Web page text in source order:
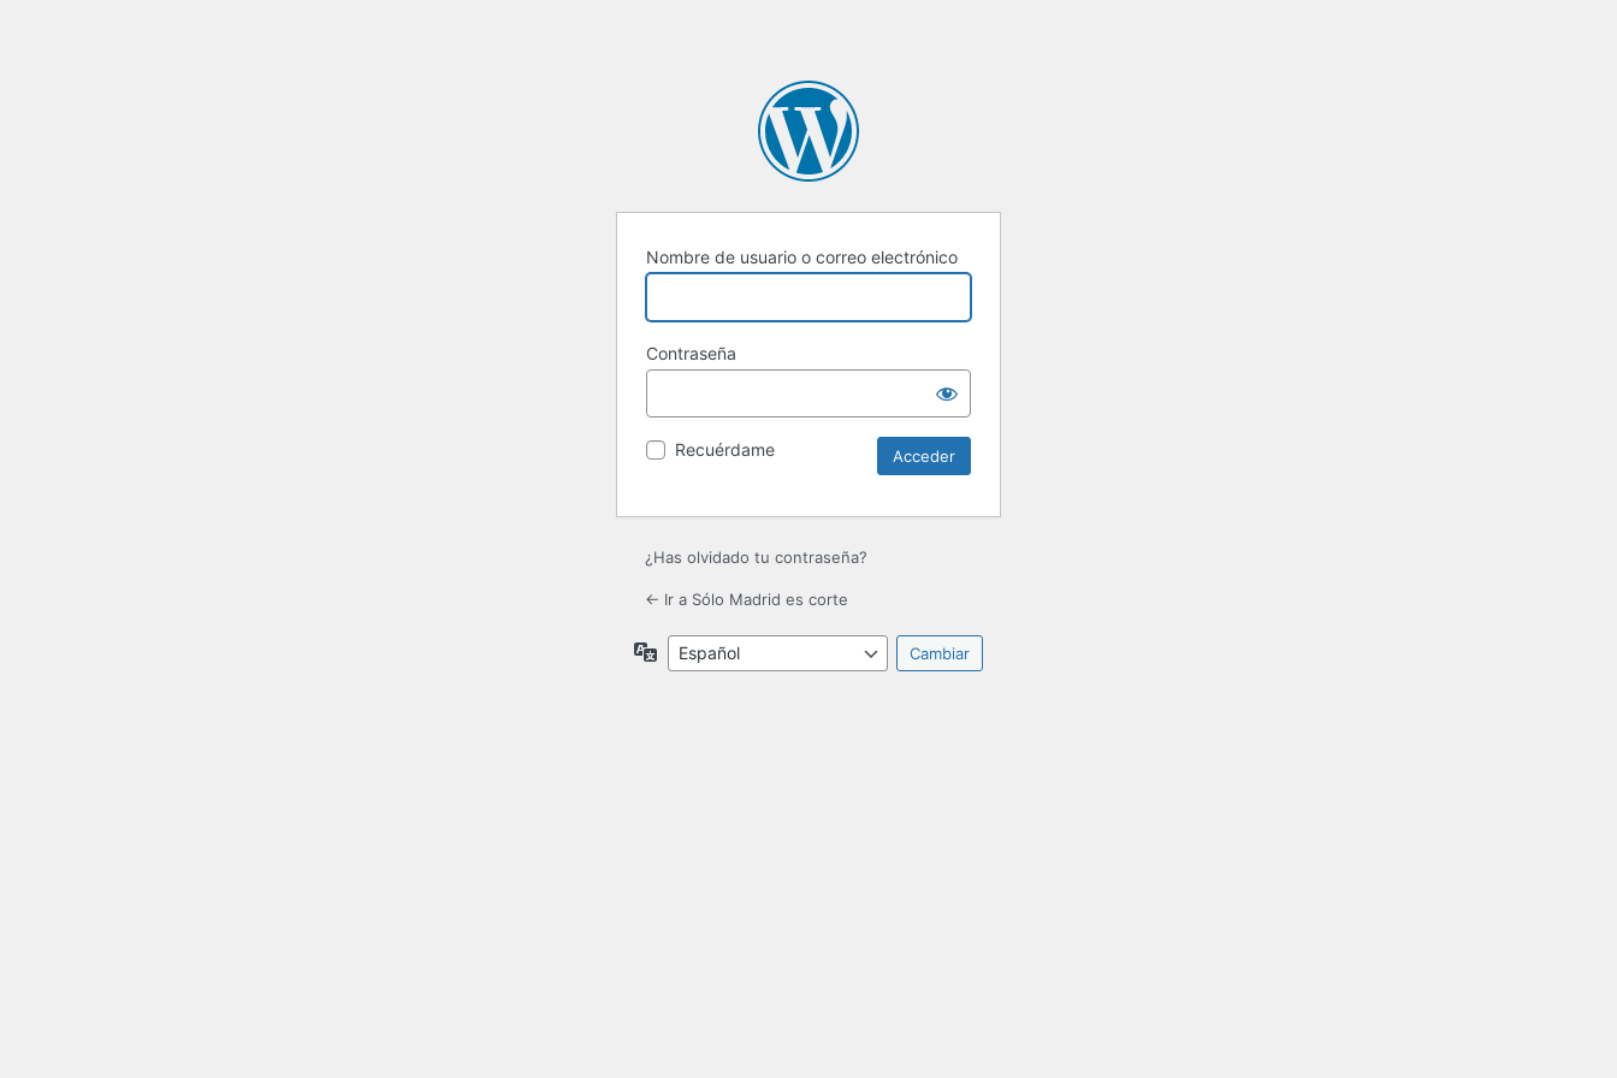
Nombre de usuario o correo electrónico
Contraseña
Recuérdame
¿Has olvidado tu contraseña?
← Ir a Sólo Madrid es corte
Idioma